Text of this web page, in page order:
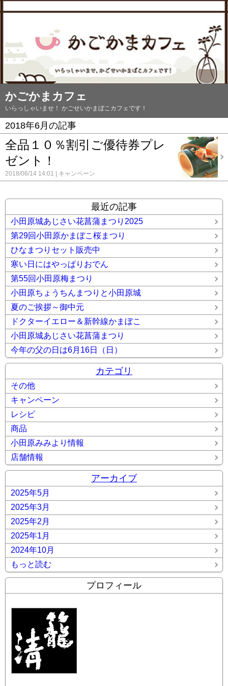
かごかまカフェ
いらっしゃいませ！ かごせいかまぼこカフェです！
2018年6月の記事
全品１０％割引ご優待券プレ
ゼント！
2018/06/14 14:01 キャンペーン
最近の記事
小田原城あじさい花菖蒲まつり2025
第29回小田原かまぼこ桜まつり
ひなまつりセット販売中
寒い日にはやっぱりおでん
第55回小田原梅まつり
小田原ちょうちんまつりと小田原城
夏のご挨拶～御中元
ドクターイエロー＆新幹線かまぼこ
小田原城あじさい花菖蒲まつり
今年の父の日は6月16日（日）
カテゴリ
その他
キャンペーン
レシピ
商品
小田原みみより情報
店舗情報
アーカイブ
2025年5月
2025年3月
2025年2月
2025年1月
2024年10月
もっと読む
プロフィール